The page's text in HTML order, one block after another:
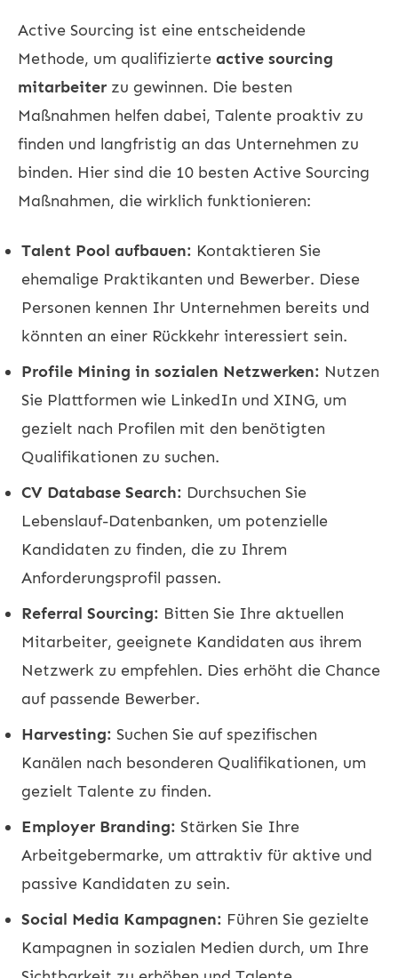
Active Sourcing ist eine entscheidende
Methode, um qualifizierte active sourcing
mitarbeiter zu gewinnen. Die besten
Maßnahmen helfen dabei, Talente proaktiv zu
finden und langfristig an das Unternehmen zu
binden. Hier sind die 10 besten Active Sourcing
Maßnahmen, die wirklich funktionieren:
Talent Pool aufbauen: Kontaktieren Sie
ehemalige Praktikanten und Bewerber. Diese
Personen kennen Ihr Unternehmen bereits und
könnten an einer Rückkehr interessiert sein.
Profile Mining in sozialen Netzwerken: Nutzen
Sie Plattformen wie LinkedIn und XING, um
gezielt nach Profilen mit den benötigten
Qualifikationen zu suchen.
CV Database Search: Durchsuchen Sie
Lebenslauf-Datenbanken, um potenzielle
Kandidaten zu finden, die zu Ihrem
Anforderungsprofil passen.
Referral Sourcing: Bitten Sie Ihre aktuellen
Mitarbeiter, geeignete Kandidaten aus ihrem
Netzwerk zu empfehlen. Dies erhöht die Chance
auf passende Bewerber.
Harvesting: Suchen Sie auf spezifischen
Kanälen nach besonderen Qualifikationen, um
gezielt Talente zu finden.
Employer Branding: Stärken Sie Ihre
Arbeitgebermarke, um attraktiv für aktive und
passive Kandidaten zu sein.
Social Media Kampagnen: Führen Sie gezielte
Kampagnen in sozialen Medien durch, um Ihre